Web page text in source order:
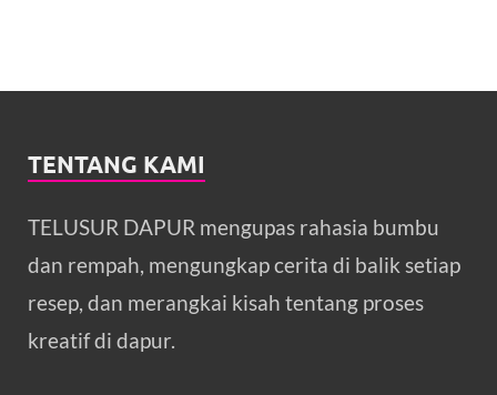
TENTANG KAMI
TELUSUR DAPUR mengupas rahasia bumbu
dan rempah, mengungkap cerita di balik setiap
resep, dan merangkai kisah tentang proses
kreatif di dapur.